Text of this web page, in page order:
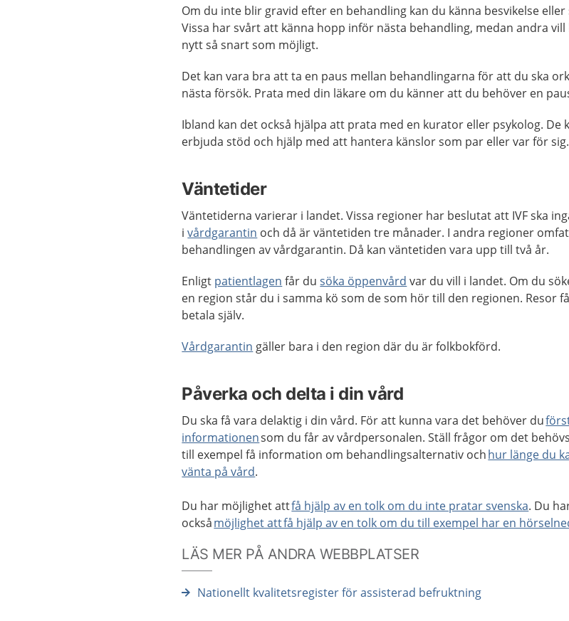
Om du inte blir gravid efter en behandling kan du känna besvikelse eller
Vissa har svårt att känna hopp inför nästa behandling, medan andra vill
nytt så snart som möjligt.
Det kan vara bra att ta en paus mellan behandlingarna för att du ska
nästa försök. Prata med din läkare om du känner att du behöver en
Ibland kan det också hjälpa att prata med en kurator eller psykolog. De
erbjuda stöd och hjälp med att hantera känslor som par eller var för sig.
Väntetider
Väntetiderna varierar i landet. Vissa regioner har beslutat att IVF ska
ivårdgarantin och då är väntetiden tre månader. I andra regioner
behandlingen av vårdgarantin. Då kan väntetiden vara upp till två år.
Enligt patientlagen får dusöka öppenvård var du vill i landet. Om du
en region står du i samma kö som de som hör till den regionen. Resor
betala själv.
Vårdgarantin gäller bara i den region där du är folkbokförd.
Påverka och delta i din vård
Du ska få vara delaktig i din vård. För att kunna vara det behöver du
informationensom du får av vårdpersonalen. Ställ frågor om det
till exempel få information om behandlingsalternativ ochhur länge du
vänta på vård.
Du har möjlighet attfå hjälp av en tolk om du inte pratar svenska. Du
ocksåmöjlighet att få hjälp av en tolk om du till exempel har en
LÄS MER PÅ ANDRA WEBBPLATSER
Nationellt kvalitetsregister för assisterad befruktning